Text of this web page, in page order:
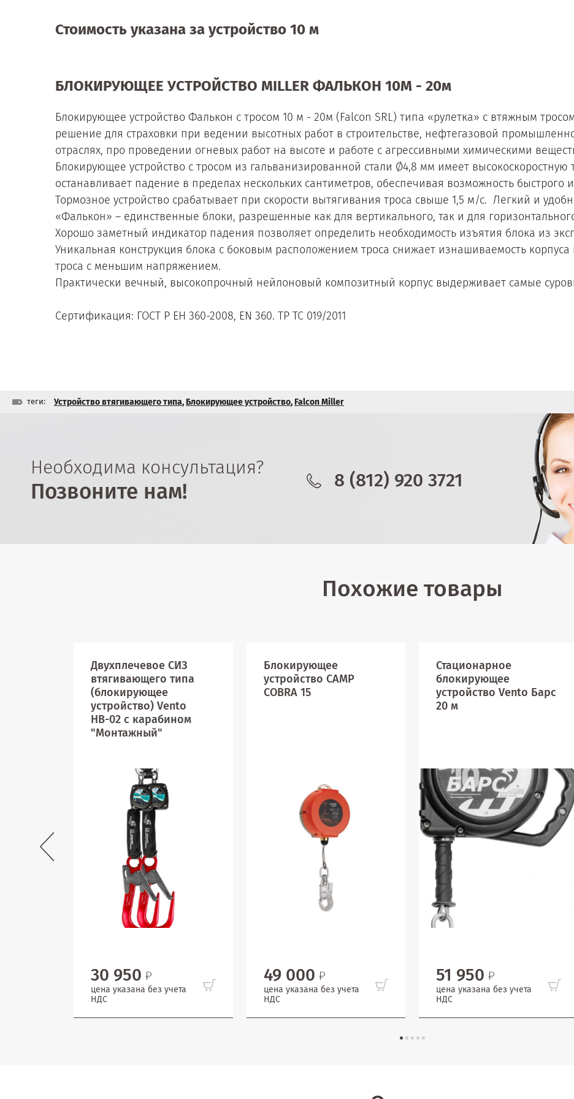
Стоимость указана за устройство 10 м
БЛОКИРУЮЩЕЕ УСТРОЙСТВО MILLER ФАЛЬКОН 10М - 20м
Блокирующее устройство Фалькон с тросом 10 м - 20м (Falcon SRL) типа «рулетка» с втяжным
решение для страховки при ведении высотных работ в строительстве, нефтегазовой
отраслях, про проведении огневых работ на высоте и работе с агрессивными химическими
Блокирующее устройство с тросом из гальванизированной стали Ø4,8 мм имеет высокоскоростную
останавливает падение в пределах нескольких сантиметров, обеспечивая возможность быстрого
Тормозное устройство срабатывает при скорости вытягивания троса свыше 1,5 м/с. Легкий и
«Фалькон» – единственные блоки, разрешенные как для вертикального, так и для
Хорошо заметный индикатор падения позволяет определить необходимость изъятия блока из
Уникальная конструкция блока с боковым расположением троса снижает изнашиваемость
троса с меньшим напряжением.
Практически вечный, высокопрочный нейлоновый композитный корпус выдерживает самые
Сертификация: ГОСТ Р ЕН 360-2008, EN 360. ТР ТС 019/2011
теги: Устройство втягивающего типа, Блокирующее устройство, Falcon Miller
Необходима консультация?
Позвоните нам! 8 (812) 920 3721
Похожие товары
Двухплечевое СИЗ
втягивающего типа
(блокирующее
устройство) Vento
НВ-02 с карабином
"Монтажный"
30 950
цена указана без учета
НДС
Блокирующее
устройство CAMP
COBRA 15
49 000
цена указана без учета
НДС
Стационарное
блокирующее
устройство Vento Барс
20 м
51 950
цена указана без учета
НДС